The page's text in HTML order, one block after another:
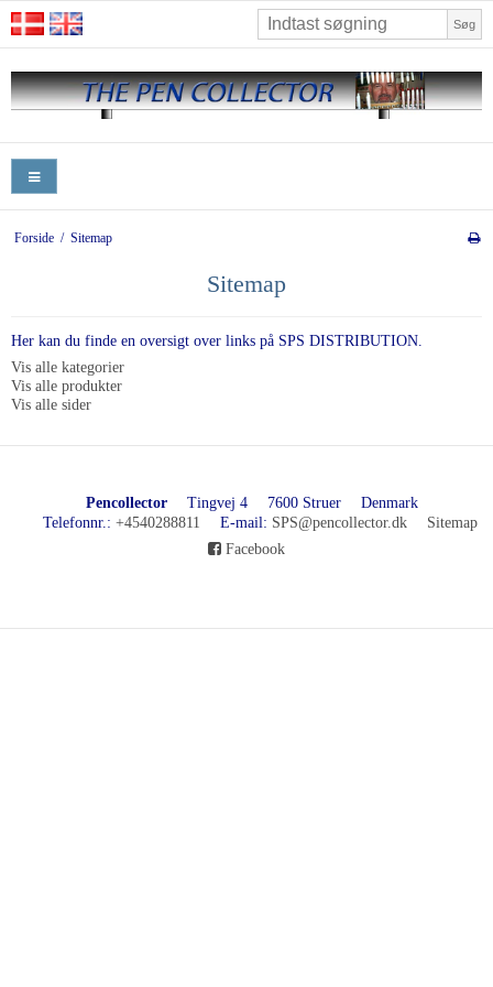
Søg
Forside / Sitemap
Sitemap
Her kan du finde en oversigt over links på SPS DISTRIBUTION.
Vis alle kategorier
Vis alle produkter
Vis alle sider
Pencollector Tingvej 4 7600 Struer
Denmark
Telefonnr.: +4540288811 E-mail: SPS@pencollector.dk
Sitemap
Facebook